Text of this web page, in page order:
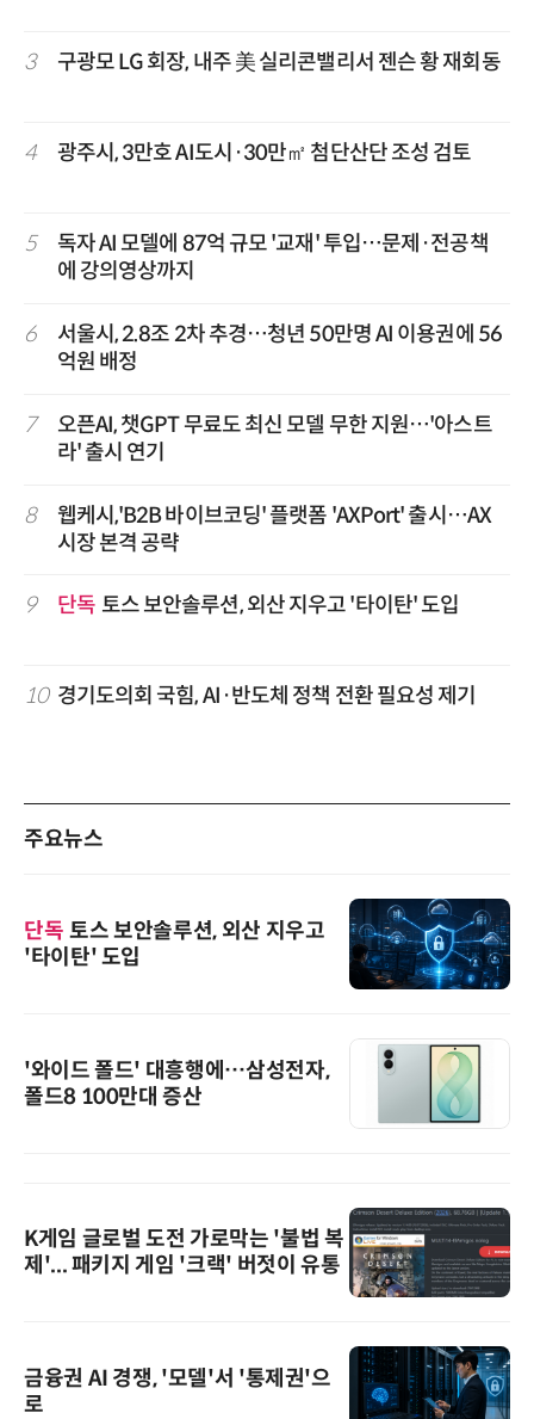
3 구광모 LG 회장, 내주 美 실리콘밸리서 젠슨 황 재회동
4 광주시, 3만호 AI도시·30만㎡ 첨단산단 조성 검토
5
독자 AI 모델에 87억 규모 '교재' 투입…문제·전공책
에 강의영상까지
6
서울시, 2.8조 2차 추경…청년 50만명 AI 이용권에 56
억원 배정
7
오픈AI, 챗GPT 무료도 최신 모델 무한 지원…'아스트
라' 출시 연기
8
웹케시,'B2B 바이브코딩' 플랫폼 'AXPort' 출시…AX
시장 본격 공략
9 단독 토스 보안솔루션, 외산 지우고 '타이탄' 도입
10 경기도의회 국힘, AI·반도체 정책 전환 필요성 제기
주요뉴스
단독 토스 보안솔루션, 외산 지우고
'타이탄' 도입
'와이드 폴드' 대흥행에…삼성전자,
폴드8 100만대 증산
K게임 글로벌 도전 가로막는 '불법 복
제'... 패키지 게임 '크랙' 버젓이 유통
금융권 AI 경쟁, '모델'서 '통제권'으
로